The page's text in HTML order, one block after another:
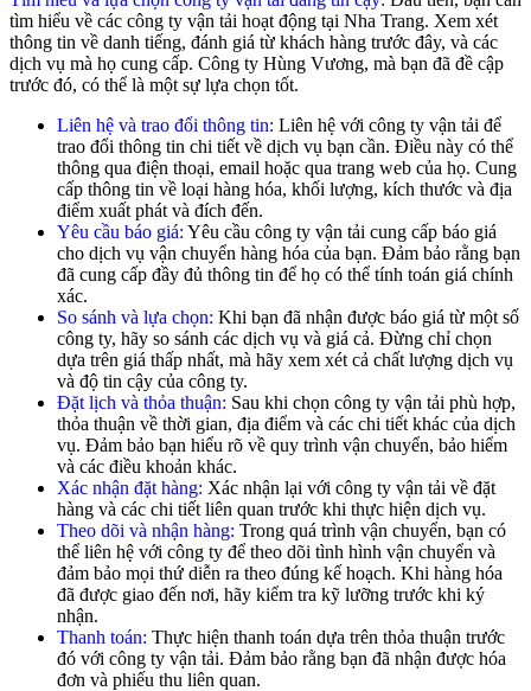
tìm hiểu về các công ty vận tải hoạt động tại Nha Trang. Xem xét
thông tin về danh tiếng, đánh giá từ khách hàng trước đây, và các
dịch vụ mà họ cung cấp. Công ty Hùng Vương, mà bạn đã đề cập
trước đó, có thể là một sự lựa chọn tốt.
Liên hệ và trao đổi thông tin: Liên hệ với công ty vận tải để
trao đổi thông tin chi tiết về dịch vụ bạn cần. Điều này có thể
thông qua điện thoại, email hoặc qua trang web của họ. Cung
cấp thông tin về loại hàng hóa, khối lượng, kích thước và địa
điểm xuất phát và đích đến.
Yêu cầu báo giá: Yêu cầu công ty vận tải cung cấp báo giá
cho dịch vụ vận chuyển hàng hóa của bạn. Đảm bảo rằng bạn
đã cung cấp đầy đủ thông tin để họ có thể tính toán giá chính
xác.
So sánh và lựa chọn: Khi bạn đã nhận được báo giá từ một số
công ty, hãy so sánh các dịch vụ và giá cả. Đừng chỉ chọn
dựa trên giá thấp nhất, mà hãy xem xét cả chất lượng dịch vụ
và độ tin cậy của công ty.
Đặt lịch và thỏa thuận: Sau khi chọn công ty vận tải phù hợp,
thỏa thuận về thời gian, địa điểm và các chi tiết khác của dịch
vụ. Đảm bảo bạn hiểu rõ về quy trình vận chuyển, bảo hiểm
và các điều khoản khác.
Xác nhận đặt hàng: Xác nhận lại với công ty vận tải về đặt
hàng và các chi tiết liên quan trước khi thực hiện dịch vụ.
Theo dõi và nhận hàng: Trong quá trình vận chuyển, bạn có
thể liên hệ với công ty để theo dõi tình hình vận chuyển và
đảm bảo mọi thứ diễn ra theo đúng kế hoạch. Khi hàng hóa
đã được giao đến nơi, hãy kiểm tra kỹ lưỡng trước khi ký
nhận.
Thanh toán: Thực hiện thanh toán dựa trên thỏa thuận trước
đó với công ty vận tải. Đảm bảo rằng bạn đã nhận được hóa
đơn và phiếu thu liên quan.